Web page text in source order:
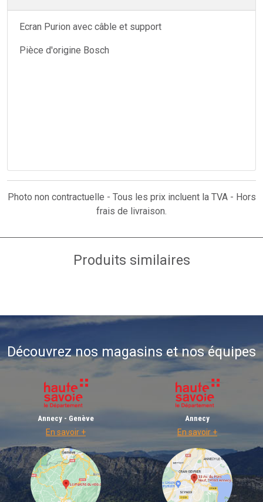
Ecran Purion avec câble et support
Pièce d'origine Bosch
Photo non contractuelle - Tous les prix incluent la TVA - Hors
frais de livraison.
Produits similaires
Découvrez nos magasins et nos équipes
Annecy - Genève
En savoir +
Annecy
En savoir +